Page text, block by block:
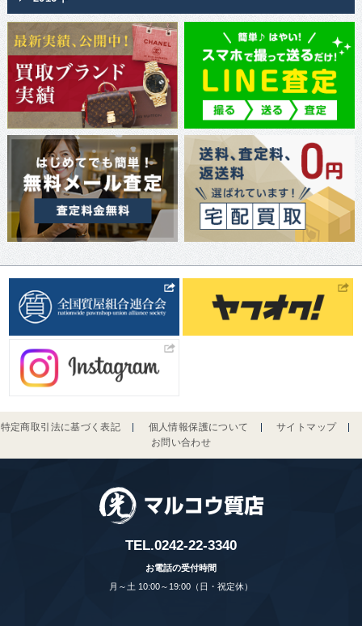
特定商取引法に基づく表記 個人情報保護について
サイトマップ
お問い合わせ
TEL.0242-22-3340
お電話の受付時間
月～土 10:00～19:00（日・祝定休）